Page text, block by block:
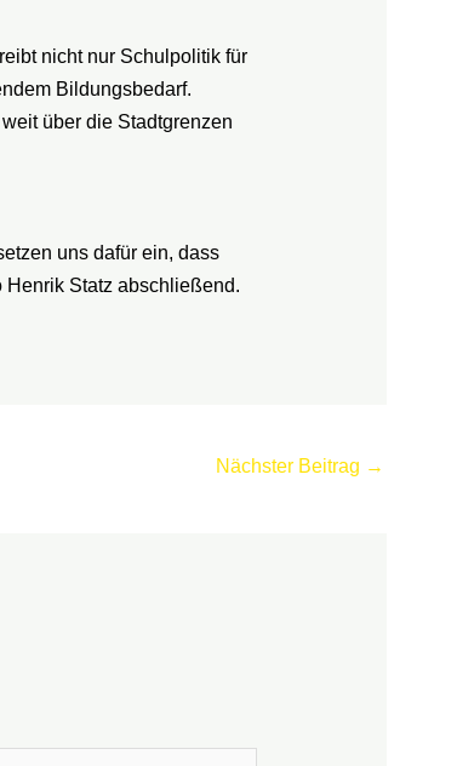
nicht nur Schulpolitik für
Bildungsbedarf.
über die Stadtgrenzen
uns dafür ein, dass
Henrik Statz abschließend.
Nächster Beitrag →